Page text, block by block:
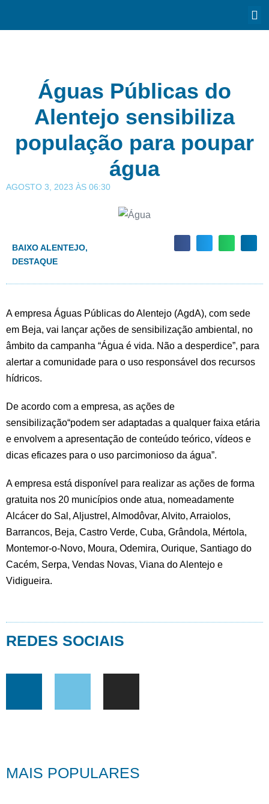
Águas Públicas do
Alentejo sensibiliza
população para poupar
água
AGOSTO 3, 2023 ÀS 06:30
BAIXO ALENTEJO,
DESTAQUE
A empresa Águas Públicas do Alentejo (AgdA), com sede
em Beja, vai lançar ações de sensibilização ambiental, no
âmbito da campanha “Água é vida. Não a desperdice”, para
alertar a comunidade para o uso responsável dos recursos
hídricos.
De acordo com a empresa, as ações de
sensibilização“podem ser adaptadas a qualquer faixa etária
e envolvem a apresentação de conteúdo teórico, vídeos e
dicas eficazes para o uso parcimonioso da água”.
A empresa está disponível para realizar as ações de forma
gratuita nos 20 municípios onde atua, nomeadamente
Alcácer do Sal, Aljustrel, Almodôvar, Alvito, Arraiolos,
Barrancos, Beja, Castro Verde, Cuba, Grândola, Mértola,
Montemor-o-Novo, Moura, Odemira, Ourique, Santiago do
Cacém, Serpa, Vendas Novas, Viana do Alentejo e
Vidigueira.
REDES SOCIAIS
MAIS POPULARES